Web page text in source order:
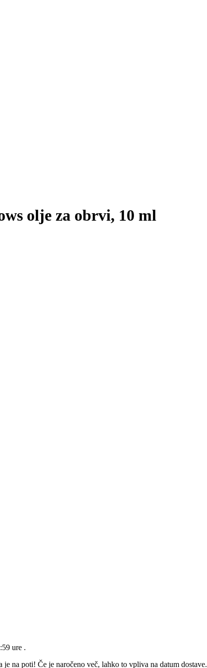
olje za obrvi, 10 ml
ure .
na poti! Če je naročeno več, lahko to vpliva na datum dostave.